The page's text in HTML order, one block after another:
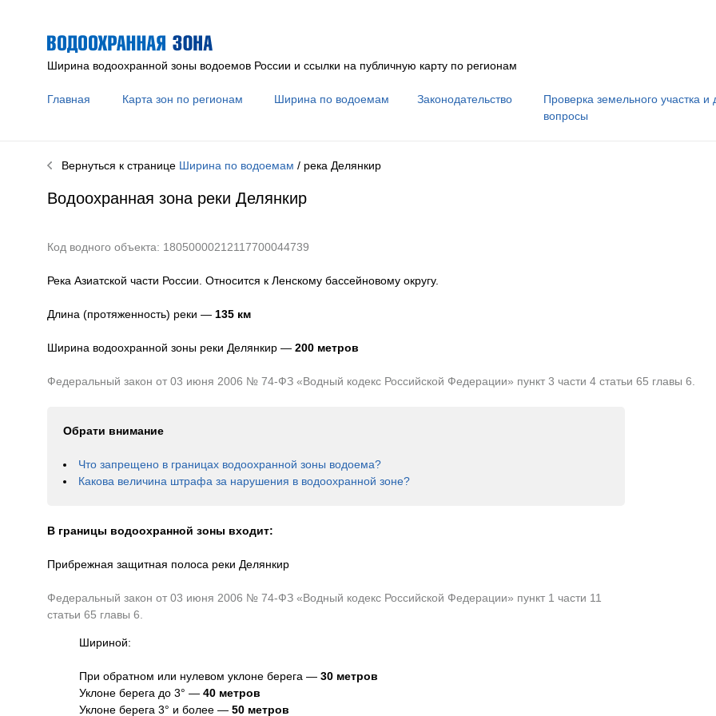
Ширина водоохранной зоны водоемов России и ссылки на публичную карту по регионам
Главная Карта зон по регионам Ширина по водоемам Законодательство
Проверка земельного участка и
вопросы
Вернуться к странице Ширина по водоемам / рекаДелянкир
Водоохранная зона реки Делянкир
Код водного объекта: 18050000212117700044739
Река Азиатской части России. Относится к Ленскому бассейновому округу.
Длина (протяженность) реки — 135км
Ширина водоохранной зоны реки Делянкир— 200 метров
Федеральный закон от 03 июня 2006 № 74-ФЗ «Водный кодекс Российской Федерации» пункт 3 части 4 статьи 65 главы 6.
Обрати внимание
Что запрещено в границах водоохранной зоны водоема?
Какова величина штрафа за нарушения в водоохранной зоне?
В границы водоохранной зоны входит:
Прибрежная защитная полоса реки Делянкир
Федеральный закон от 03 июня 2006 № 74-ФЗ «Водный кодекс Российской Федерации» пункт 1 части 11
статьи 65 главы 6.
Шириной:
При обратном или нулевом уклоне берега — 30 метров
Уклоне берега до 3° — 40 метров
Уклоне берега 3° и более — 50 метров